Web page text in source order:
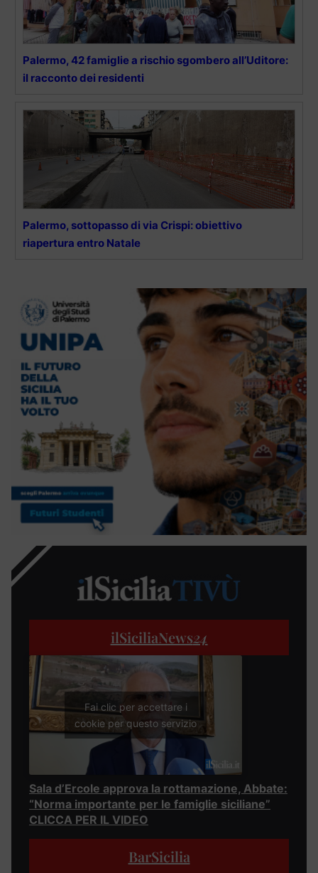
Palermo, 42 famiglie a rischio sgombero all’Uditore:
il racconto dei residenti
Palermo, sottopasso di via Crispi: obiettivo
riapertura entro Natale
ilSiciliaNews24
Fai clic per accettare i
cookie per questo servizio
Sala d’Ercole approva la rottamazione, Abbate:
“Norma importante per le famiglie siciliane”
CLICCA PER IL VIDEO
BarSicilia